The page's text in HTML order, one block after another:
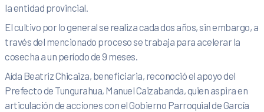
la entidad provincial.
El cultivo por lo general se realiza cada dos años, sin embargo, a
través del mencionado proceso se trabaja para acelerar la
cosecha a un período de 9 meses.
Aída Beatriz Chicaiza, beneficiaria, reconoció el apoyo del
Prefecto de Tungurahua, Manuel Caizabanda, quien aspira en
articulación de acciones con el Gobierno Parroquial de García